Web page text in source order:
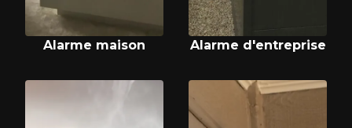
Alarme maison Alarme d'entreprise